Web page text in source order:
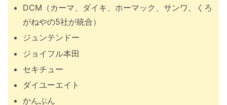
DCM（カーマ、ダイキ、ホーマック、サンワ、くろ
がねやの5社が統合）
ジュンテンドー
ジョイフル本田
セキチュー
ダイユーエイト
かんぶん